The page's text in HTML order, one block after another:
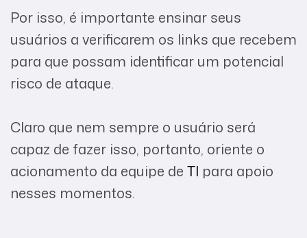
Por isso, é importante ensinar seus
usuários a verificarem os links que recebem
para que possam identificar um potencial
risco de ataque.
Claro que nem sempre o usuário será
capaz de fazer isso, portanto, oriente o
acionamento da equipe de TI para apoio
nesses momentos.